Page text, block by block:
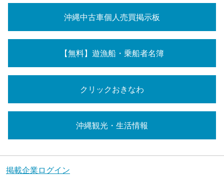
沖縄中古車個人売買掲示板
【無料】遊漁船・乗船者名簿
クリックおきなわ
沖縄観光・生活情報
掲載企業ログイン